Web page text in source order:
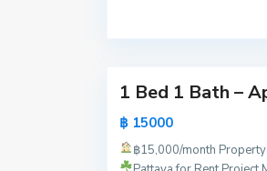
1 Bed 1 Bath –
฿ 15000
฿15,000/month